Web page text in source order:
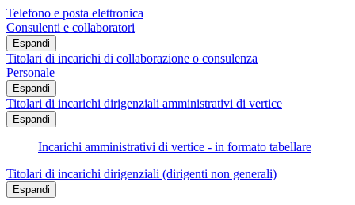
Telefono e posta elettronica
Consulenti e collaboratori
Espandi
Titolari di incarichi di collaborazione o consulenza
Personale
Espandi
Titolari di incarichi dirigenziali amministrativi di vertice
Espandi
Incarichi amministrativi di vertice - in formato tabellare
Titolari di incarichi dirigenziali (dirigenti non generali)
Espandi